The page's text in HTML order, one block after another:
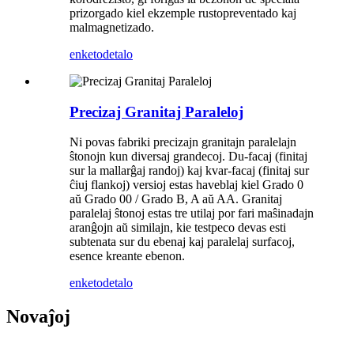
prizorgado kiel ekzemple rustopreventado kaj
malmagnetizado.
enketodetalo
Precizaj Granitaj Paraleloj
Ni povas fabriki precizajn granitajn paralelajn
ŝtonojn kun diversaj grandecoj. Du-facaj (finitaj
sur la mallarĝaj randoj) kaj kvar-facaj (finitaj sur
ĉiuj flankoj) versioj estas haveblaj kiel Grado 0
aŭ Grado 00 / Grado B, A aŭ AA. Granitaj
paralelaj ŝtonoj estas tre utilaj por fari maŝinadajn
aranĝojn aŭ similajn, kie testpeco devas esti
subtenata sur du ebenaj kaj paralelaj surfacoj,
esence kreante ebenon.
enketodetalo
Novaĵoj